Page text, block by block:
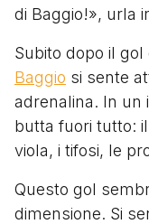
di Baggio!», urla
Subito dopo il
Baggio si sente
adrenalina. In un
butta fuori tutto:
viola, i tifosi, le
Questo gol
dimensione. Si